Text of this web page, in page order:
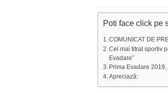
Poti face click pe
COMUNICAT DE
Cel mai titrat sportiv
Evadare”
Prima Evadare
Apreciază: